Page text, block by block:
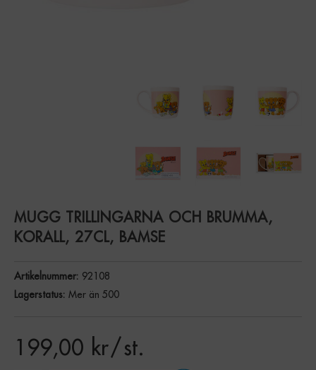
MUGG TRILLINGARNA OCH BRUMMA,
KORALL, 27CL, BAMSE
Artikelnummer: 92108
Lagerstatus: Mer än 500
199,00 kr/ st.